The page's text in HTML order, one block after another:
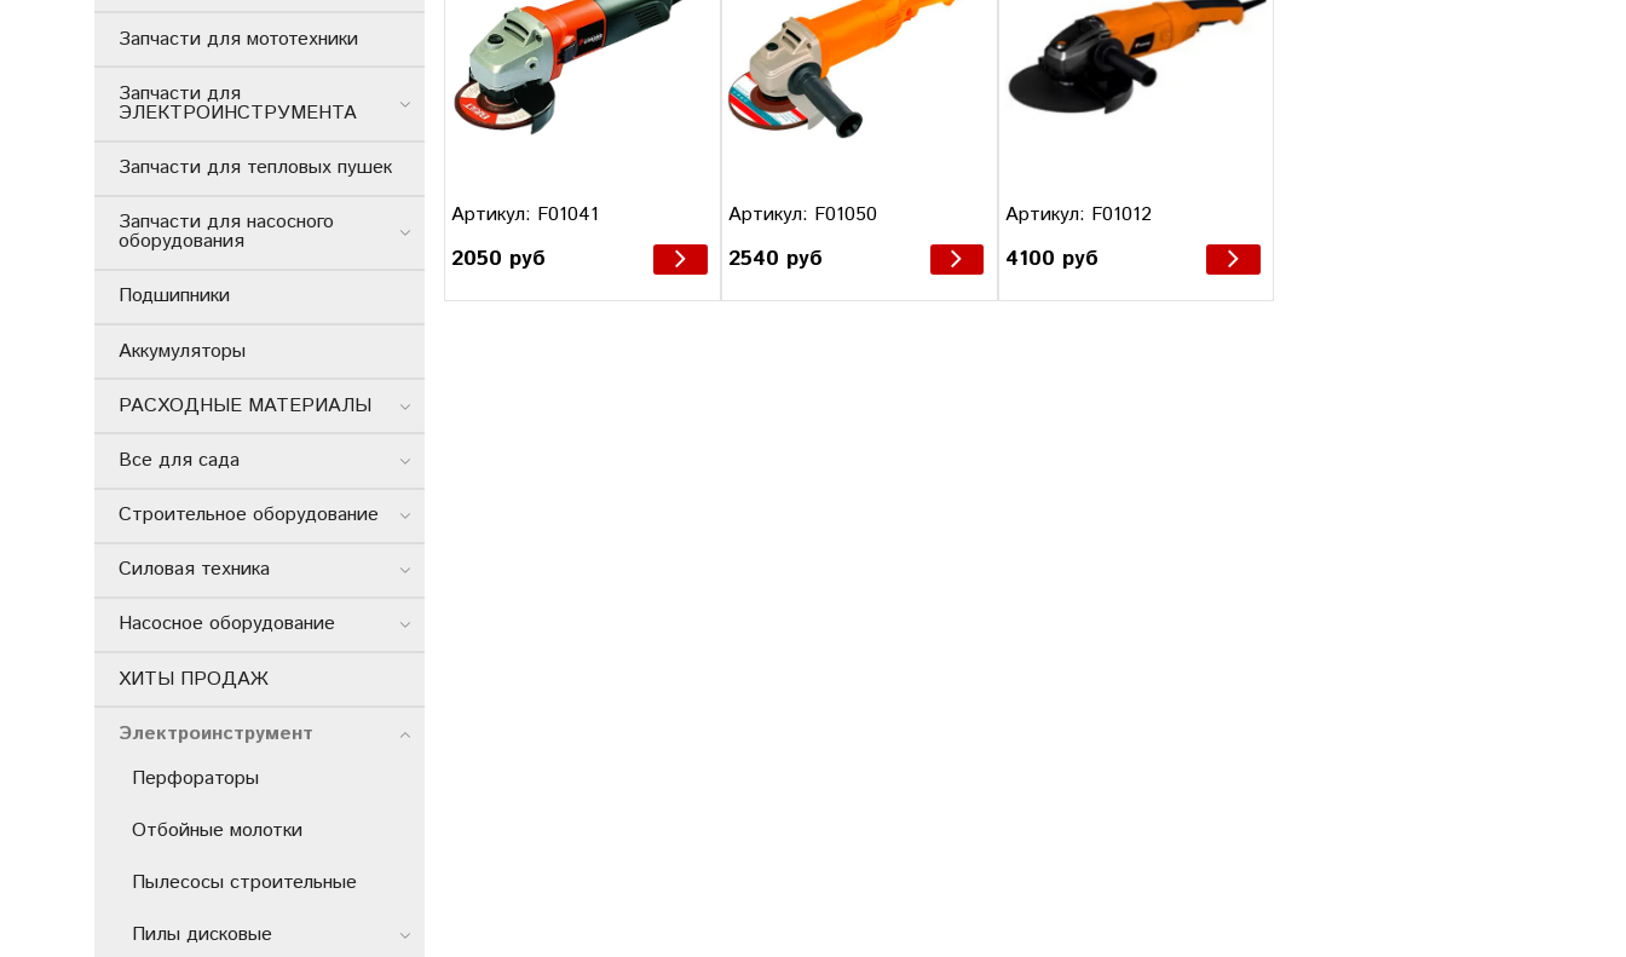
Артикул: F01041
2050 руб
Артикул: F01050
2540 руб
Артикул: F01012
4100 руб
Запчасти для мототехники
Запчасти для
ЭЛЕКТРОИНСТРУМЕНТА
Запчасти для тепловых пушек
Запчасти для насосного
оборудования
Подшипники
Аккумуляторы
РАСХОДНЫЕ МАТЕРИАЛЫ
Все для сада
Строительное оборудование
Силовая техника
Насосное оборудование
ХИТЫ ПРОДАЖ
Электроинструмент
Перфораторы
Отбойные молотки
Пылесосы строительные
Пилы дисковые